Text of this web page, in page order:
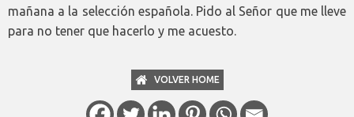
mañana a la selección española. Pido al Señor que me lleve
para no tener que hacerlo y me acuesto.
VOLVER HOME